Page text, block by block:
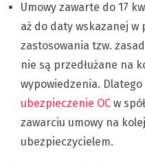
Umowy zawarte do 17
aż do daty wskazanej
zastosowania tzw.
nie są przedłużane na
wypowiedzenia.
ubezpieczenie OC w
zawarciu umowy na
ubezpieczycielem.